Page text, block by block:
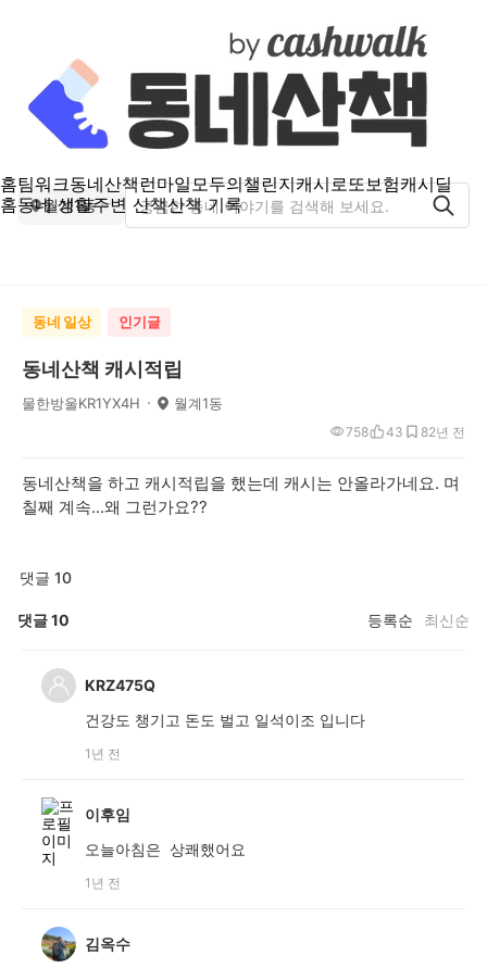
홈팀워크동네산책런마일모두의챌린지캐시로또보험캐시딜
홈동네 생활주변 산책산책 기록
월계1동
동네 일상 인기글
동네산책 캐시적립
물한방울KR1YX4H 월계1동
2년 전
758 43 8
동네산책을 하고 캐시적립을 했는데 캐시는 안올라가네요. 며
칠째 계속...왜 그런가요??
댓글 10
댓글10 등록순 최신순
KRZ475Q
건강도 챙기고 돈도 벌고 일석이조 입니다
1년 전
이후임
오늘아침은 상쾌했어요
1년 전
김옥수